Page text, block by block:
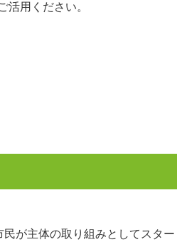
用ください。
が主体の取り組みとしてスター